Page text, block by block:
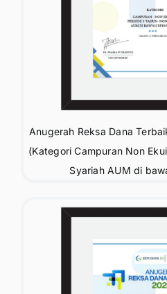
Anugerah Reksa Dana
(Kategori Campuran Non
Syariah AUM di